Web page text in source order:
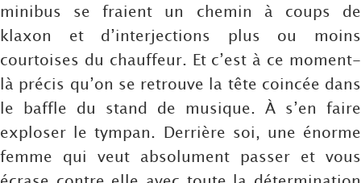
minibus se fraient un chemin à coups de
klaxon et d’interjections plus ou moins
courtoises du chauffeur. Et c’est à ce moment-
là précis qu’on se retrouve la tête coincée dans
le baffle du stand de musique. À s’en faire
exploser le tympan. Derrière soi, une énorme
femme qui veut absolument passer et vous